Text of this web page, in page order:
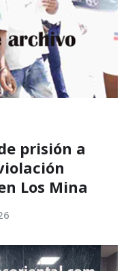
prisión a
Los Mina